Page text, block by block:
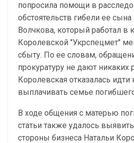
попросила помощи в
обстоятельств гибели ее
Волчкова, который работал в
Королевской "Укрспецмет"
сбыту. По ее словам,
прокуратуру не дают никаких
Королевская отказалась идти
выплачивать семье
В ходе общения с матерью
статьи также удалось
стороны бизнеса Натальи